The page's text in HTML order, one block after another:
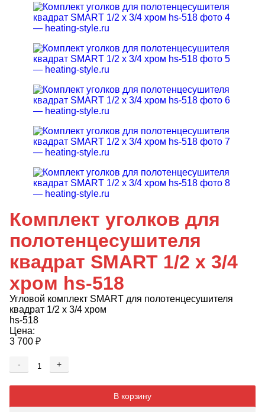
Комплект уголков для
полотенцесушителя
квадрат SMART 1/2 х 3/4
хром hs-518
Угловой комплект SMART для полотенцесушителя
квадрат 1/2 х 3/4 хром
hs-518
Цена:
3 700 ₽
-
+
В корзину